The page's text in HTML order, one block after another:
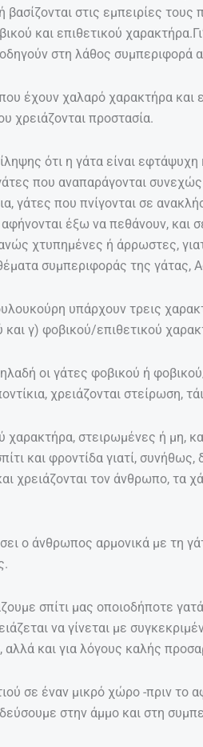
στις εμπειρίες
και επιθετικού
στη λάθος συμπεριφορά
έχουν χαλαρό χαρακτήρα και
χρειάζονται προστασία.
ότι η γάτα είναι εφτάψυχη
που αναπαράγονται
γάτες που πνίγονται σε
έξω να πεθάνουν, και
χτυπημένες ή άρρωστες,
συμπεριφοράς της γάτας,
υπάρχουν τρεις
γ) φοβικού/επιθετικού
οι γάτες φοβικού ή
χρειάζονται στείρωση,
χαρακτήρα, στειρωμένες ή μη,
και φροντίδα γιατί,
χρειάζονται τον άνθρωπο, τα
ο άνθρωπος αρμονικά με τη
σπίτι μας οποιοδήποτε
να γίνεται με
αλλά και για λόγους καλής
σε έναν μικρό χώρο -πριν το
στην άμμο και στη